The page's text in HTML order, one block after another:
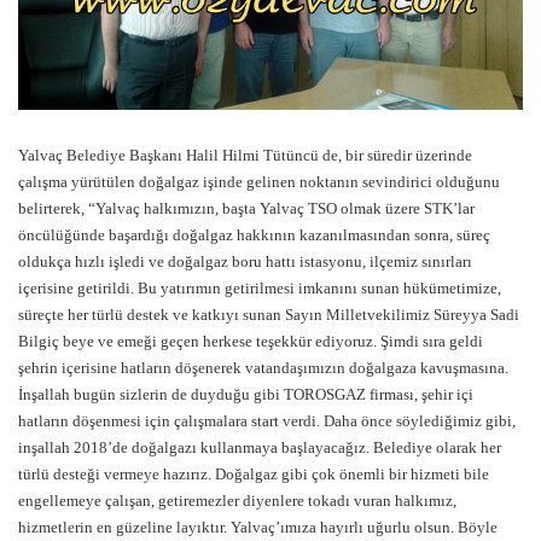
Yalvaç Belediye Başkanı Halil Hilmi Tütüncü de, bir süredir üzerinde
çalışma yürütülen doğalgaz işinde gelinen noktanın sevindirici olduğunu
belirterek, “Yalvaç halkımızın, başta Yalvaç TSO olmak üzere STK’lar
öncülüğünde başardığı doğalgaz hakkının kazanılmasından sonra, süreç
oldukça hızlı işledi ve doğalgaz boru hattı istasyonu, ilçemiz sınırları
içerisine getirildi. Bu yatırımın getirilmesi imkanını sunan hükümetimize,
süreçte her türlü destek ve katkıyı sunan Sayın Milletvekilimiz Süreyya Sadi
Bilgiç beye ve emeği geçen herkese teşekkür ediyoruz. Şimdi sıra geldi
şehrin içerisine hatların döşenerek vatandaşımızın doğalgaza kavuşmasına.
İnşallah bugün sizlerin de duyduğu gibi TOROSGAZ firması, şehir içi
hatların döşenmesi için çalışmalara start verdi. Daha önce söylediğimiz gibi,
inşallah 2018’de doğalgazı kullanmaya başlayacağız. Belediye olarak her
türlü desteği vermeye hazırız. Doğalgaz gibi çok önemli bir hizmeti bile
engellemeye çalışan, getiremezler diyenlere tokadı vuran halkımız,
hizmetlerin en güzeline layıktır. Yalvaç’ımıza hayırlı uğurlu olsun. Böyle